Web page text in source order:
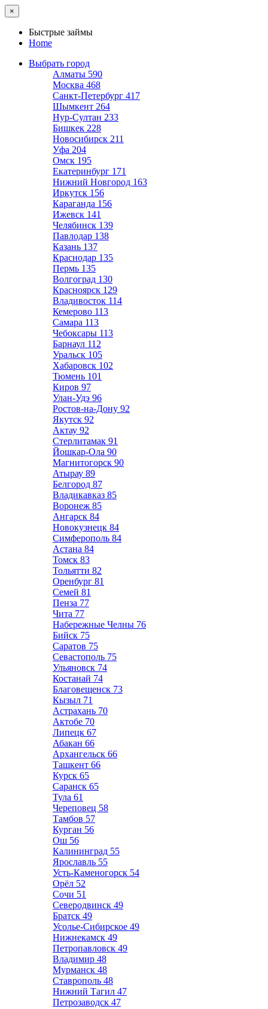
×
Быстрые займы
Home
Выбрать город
Алматы 590
Москва 468
Санкт-Петербург 417
Шымкент 264
Нур-Султан 233
Бишкек 228
Новосибирск 211
Уфа 204
Омск 195
Екатеринбург 171
Нижний Новгород 163
Иркутск 156
Караганда 156
Ижевск 141
Челябинск 139
Павлодар 138
Казань 137
Краснодар 135
Пермь 135
Волгоград 130
Красноярск 129
Владивосток 114
Кемерово 113
Самара 113
Чебоксары 113
Барнаул 112
Уральск 105
Хабаровск 102
Тюмень 101
Киров 97
Улан-Удэ 96
Ростов-на-Дону 92
Якутск 92
Актау 92
Стерлитамак 91
Йошкар-Ола 90
Магнитогорск 90
Атырау 89
Белгород 87
Владикавказ 85
Воронеж 85
Ангарск 84
Новокузнецк 84
Симферополь 84
Астана 84
Томск 83
Тольятти 82
Оренбург 81
Семей 81
Пенза 77
Чита 77
Набережные Челны 76
Бийск 75
Саратов 75
Севастополь 75
Ульяновск 74
Костанай 74
Благовещенск 73
Кызыл 71
Астрахань 70
Актобе 70
Липецк 67
Абакан 66
Архангельск 66
Ташкент 66
Курск 65
Саранск 65
Тула 61
Череповец 58
Тамбов 57
Курган 56
Ош 56
Калининград 55
Ярославль 55
Усть-Каменогорск 54
Орёл 52
Сочи 51
Северодвинск 49
Братск 49
Усолье-Сибирское 49
Нижнекамск 49
Петропавловск 49
Владимир 48
Мурманск 48
Ставрополь 48
Нижний Тагил 47
Петрозаводск 47